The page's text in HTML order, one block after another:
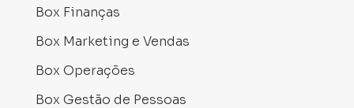
Box Finanças
Box Marketing e Vendas
Box Operações
Box Gestão de Pessoas